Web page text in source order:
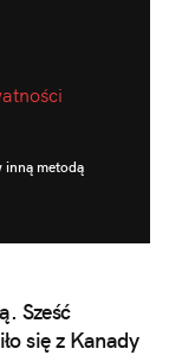
inną metodą
Sześć
się z Kanady